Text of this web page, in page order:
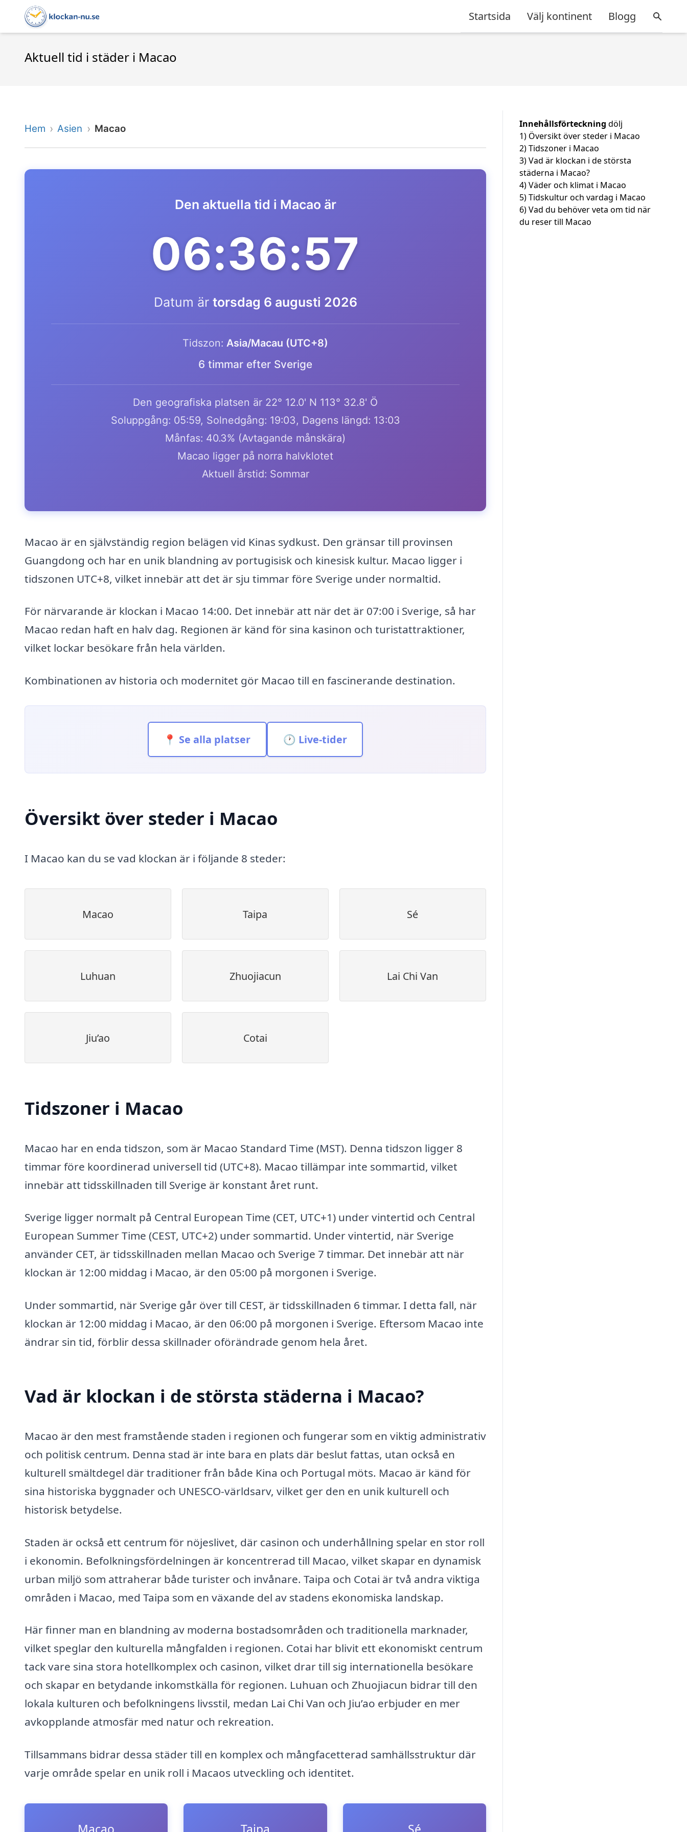
Startsida Välj kontinent Blogg
Aktuell tid i städer i Macao
Hem Asien Macao
Den aktuella tid i Macao är
06:36:57
Datum är torsdag 6 augusti 2026
Tidszon: Asia/Macau (UTC+8)
6 timmar efter Sverige
Den geografiska platsen är 22° 12.0' N 113° 32.8' Ö
Soluppgång: 05:59, Solnedgång: 19:03, Dagens längd: 13:03
Månfas: 40.3% (Avtagande månskära)
Macao ligger på norra halvklotet
Aktuell årstid: Sommar
Macao är en självständig region belägen vid Kinas sydkust. Den gränsar till provinsen
Guangdong och har en unik blandning av portugisisk och kinesisk kultur. Macao ligger i
tidszonen UTC+8, vilket innebär att det är sju timmar före Sverige under normaltid.
För närvarande är klockan i Macao 14:00. Det innebär att när det är 07:00 i Sverige, så har
Macao redan haft en halv dag. Regionen är känd för sina kasinon och turistattraktioner,
vilket lockar besökare från hela världen.
Kombinationen av historia och modernitet gör Macao till en fascinerande destination.
📍 Se alla platser 🕐 Live-tider
Översikt över steder i Macao
I Macao kan du se vad klockan är i följande 8 steder:
Macao Taipa Sé
Luhuan Zhuojiacun Lai Chi Van
Jiu’ao Cotai
Tidszoner i Macao
Macao har en enda tidszon, som är Macao Standard Time (MST). Denna tidszon ligger 8
timmar före koordinerad universell tid (UTC+8). Macao tillämpar inte sommartid, vilket
innebär att tidsskillnaden till Sverige är konstant året runt.
Sverige ligger normalt på Central European Time (CET, UTC+1) under vintertid och Central
European Summer Time (CEST, UTC+2) under sommartid. Under vintertid, när Sverige
använder CET, är tidsskillnaden mellan Macao och Sverige 7 timmar. Det innebär att när
klockan är 12:00 middag i Macao, är den 05:00 på morgonen i Sverige.
Under sommartid, när Sverige går över till CEST, är tidsskillnaden 6 timmar. I detta fall, när
klockan är 12:00 middag i Macao, är den 06:00 på morgonen i Sverige. Eftersom Macao inte
ändrar sin tid, förblir dessa skillnader oförändrade genom hela året.
Vad är klockan i de största städerna i Macao?
Macao är den mest framstående staden i regionen och fungerar som en viktig administrativ
och politisk centrum. Denna stad är inte bara en plats där beslut fattas, utan också en
kulturell smältdegel där traditioner från både Kina och Portugal möts. Macao är känd för
sina historiska byggnader och UNESCO-världsarv, vilket ger den en unik kulturell och
historisk betydelse.
Staden är också ett centrum för nöjeslivet, där casinon och underhållning spelar en stor roll
i ekonomin. Befolkningsfördelningen är koncentrerad till Macao, vilket skapar en dynamisk
urban miljö som attraherar både turister och invånare. Taipa och Cotai är två andra viktiga
områden i Macao, med Taipa som en växande del av stadens ekonomiska landskap.
Här finner man en blandning av moderna bostadsområden och traditionella marknader,
vilket speglar den kulturella mångfalden i regionen. Cotai har blivit ett ekonomiskt centrum
tack vare sina stora hotellkomplex och casinon, vilket drar till sig internationella besökare
och skapar en betydande inkomstkälla för regionen. Luhuan och Zhuojiacun bidrar till den
lokala kulturen och befolkningens livsstil, medan Lai Chi Van och Jiu’ao erbjuder en mer
avkopplande atmosfär med natur och rekreation.
Tillsammans bidrar dessa städer till en komplex och mångfacetterad samhällsstruktur där
varje område spelar en unik roll i Macaos utveckling och identitet.
Innehållsförteckning dölj
1) Översikt över steder i Macao
2)Tidszoner i Macao
3)Vad är klockan i de största
städerna i Macao?
4)Väder och klimat i Macao
5)Tidskultur och vardag i Macao
6)Vad du behöver veta om tid när
du reser till Macao